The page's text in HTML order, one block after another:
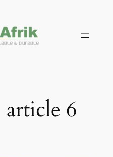
article 6